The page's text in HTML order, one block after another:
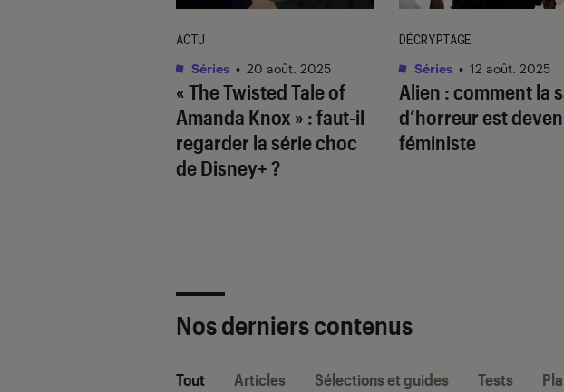
« The Twisted Tale of
Amanda Knox » : faut-il
regarder la série choc
de Disney+ ?
ACTU
Séries • 20 août. 2025
Alien : comment la
d’horreur est
féministe
DÉCRYPTAGE
Séries • 12 août. 2025
Nos derniers contenus
Tout Articles Sélections et guides Tests